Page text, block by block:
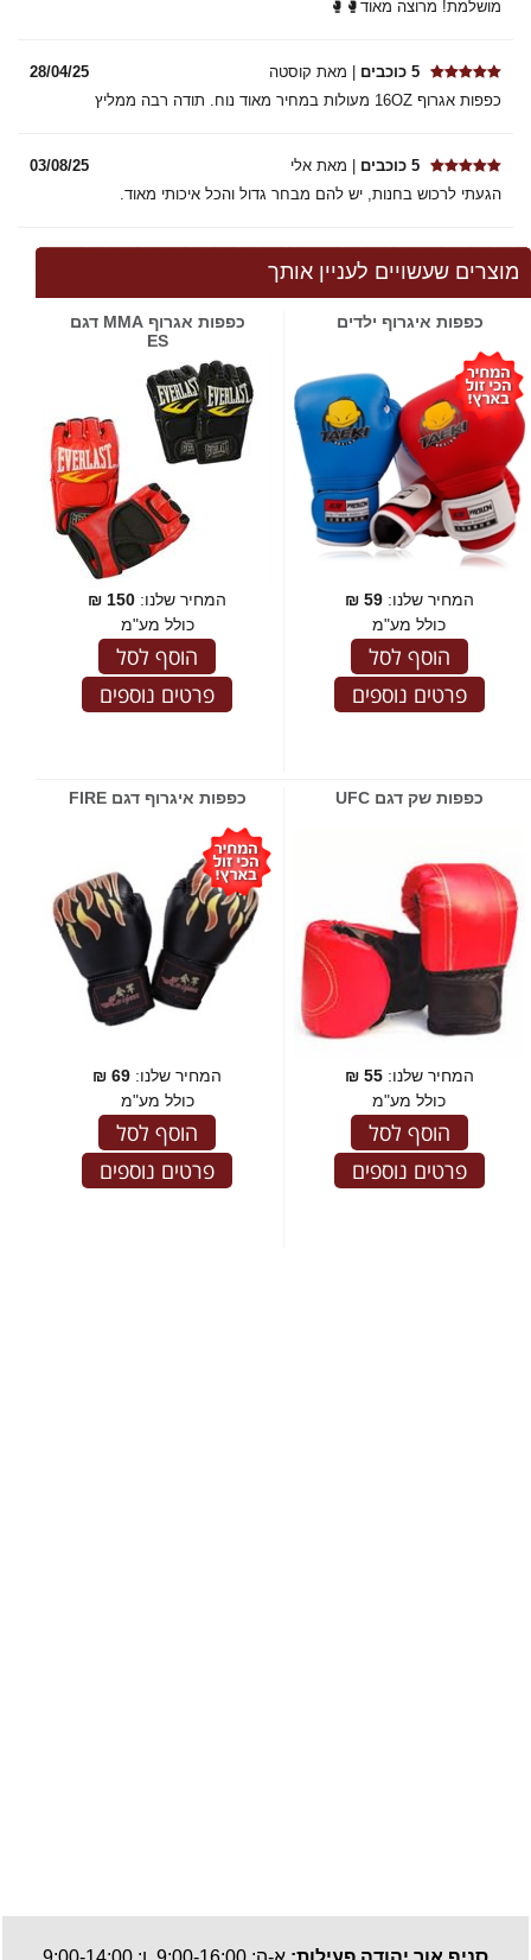
מושלמת! מרוצה מאוד🥊🥊
5 כוכבים | מאת קוסטה
28/04/25
כפפות אגרוף 16OZ מעולות במחיר מאוד נוח. תודה רבה ממליץ
5 כוכבים | מאת אלי
03/08/25
הגעתי לרכוש בחנות, יש להם מבחר גדול והכל איכותי מאוד.
מוצרים שעשויים לעניין אותך
כפפות איגרוף ילדים
המחיר שלנו:59
₪
כולל מע"מ
הוסף לסל
פרטים נוספים
כפפות אגרוף MMA דגם
ES
המחיר שלנו: 150
₪
כולל מע"מ
הוסף לסל
פרטים נוספים
כפפות שק דגם UFC
המחיר שלנו:55
₪
כולל מע"מ
הוסף לסל
פרטים נוספים
כפפות איגרוף דגם FIRE
המחיר שלנו: 69
₪
כולל מע"מ
הוסף לסל
פרטים נוספים